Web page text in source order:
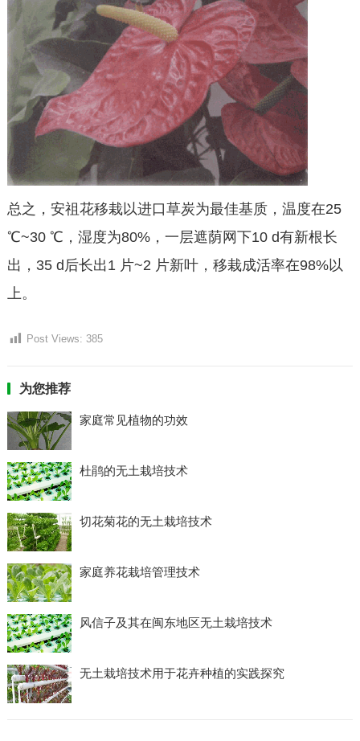
总之，安祖花移栽以进口草炭为最佳基质，温度在25
℃~30 ℃，湿度为80%，一层遮荫网下10 d有新根长
出，35 d后长出1 片~2 片新叶，移栽成活率在98%以
上。
Post Views: 385
为您推荐
家庭常见植物的功效
杜鹃的无土栽培技术
切花菊花的无土栽培技术
家庭养花栽培管理技术
风信子及其在闽东地区无土栽培技术
无土栽培技术用于花卉种植的实践探究